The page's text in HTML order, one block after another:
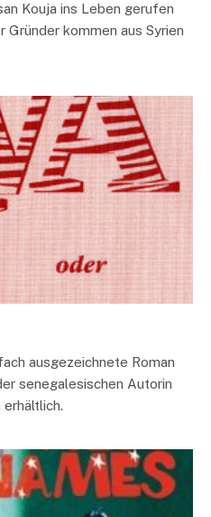
Kouja ins Leben gerufen
Gründer kommen aus Syrien
ausgezeichnete Roman
senegalesischen Autorin